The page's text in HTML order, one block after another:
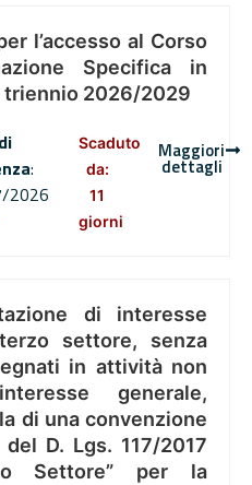
l’accesso al Corso
Specifica in
triennio 2026/2029
:
2026
Scaduto
da:
11
giorni
Maggiori
dettagli
di interesse
settore, senza
in attività non
generale,
di una convenzione
D. Lgs. 117/2017
Settore” per la